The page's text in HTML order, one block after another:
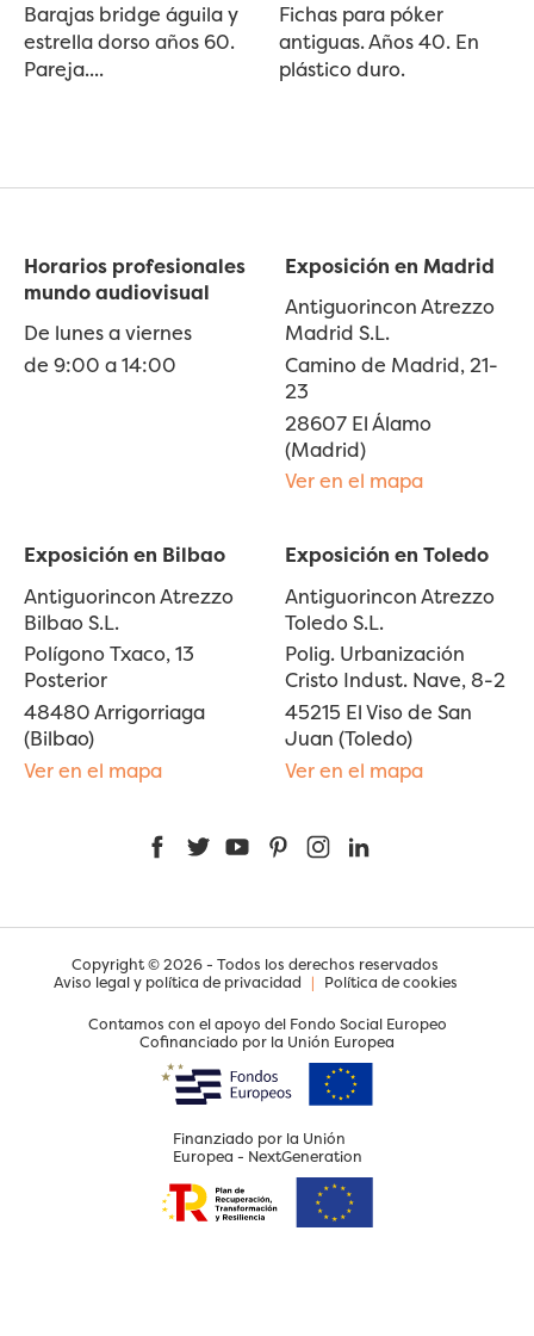
Barajas bridge águila y
estrella dorso años 60.
Pareja....
Fichas para póker
antiguas. Años 40. En
plástico duro.
Horarios profesionales
mundo audiovisual
De lunes a viernes
de 9:00 a 14:00
Exposición en Madrid
Antiguorincon Atrezzo
Madrid S.L.
Camino de Madrid, 21-
23
28607 El Álamo
(Madrid)
Ver en el mapa
Exposición en Bilbao
Antiguorincon Atrezzo
Bilbao S.L.
Polígono Txaco, 13
Posterior
48480 Arrigorriaga
(Bilbao)
Ver en el mapa
Exposición en Toledo
Antiguorincon Atrezzo
Toledo S.L.
Polig. Urbanización
Cristo Indust. Nave, 8-2
45215 El Viso de San
Juan (Toledo)
Ver en el mapa
FacebookTwitterYouTubePinterestInstagram
Copyright © 2026 - Todos los derechos reservados
Aviso legal y política de privacidad | Política de cookies
Contamos con el apoyo del Fondo Social Europeo
Cofinanciado por la Unión Europea
Finanziado por la Unión
Europea - NextGeneration